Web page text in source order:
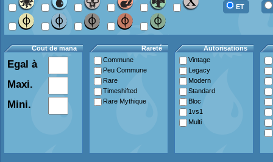
ET
Cout de mana
Egal à
Maxi.
Mini.
Rareté
Commune
Peu Commune
Rare
Timeshifted
Rare Mythique
Autorisations
Vintage
Legacy
Modern
Standard
Bloc
1vs1
Multi